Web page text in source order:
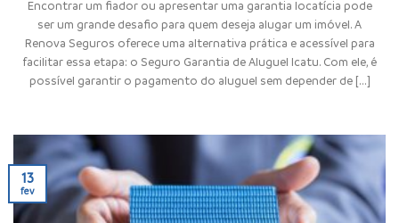
Encontrar um fiador ou apresentar uma garantia locatícia pode
ser um grande desafio para quem deseja alugar um imóvel. A
Renova Seguros oferece uma alternativa prática e acessível para
facilitar essa etapa: o Seguro Garantia de Aluguel Icatu. Com ele, é
possível garantir o pagamento do aluguel sem depender de [...]
13
fev